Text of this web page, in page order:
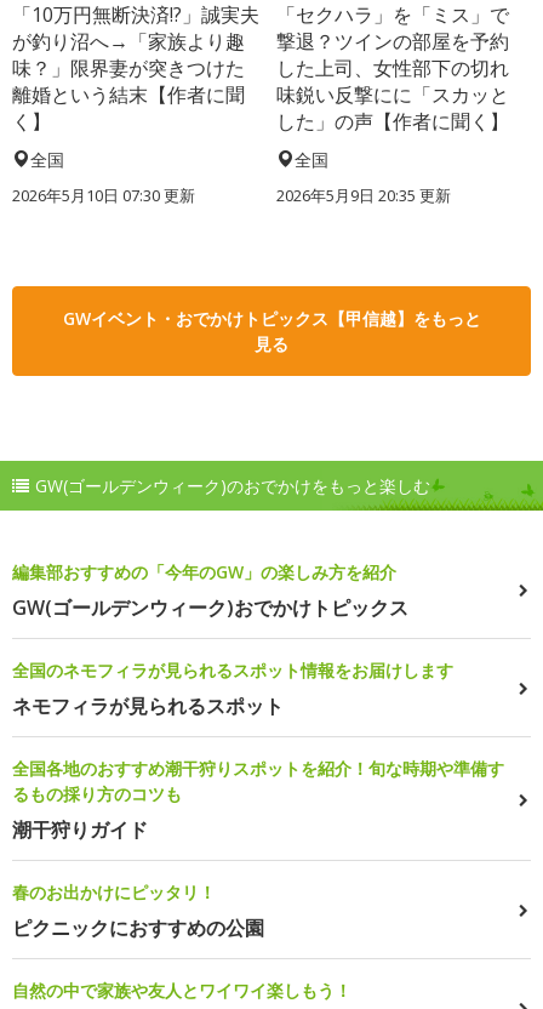
「10万円無断決済!?」誠実夫
が釣り沼へ→「家族より趣
味？」限界妻が突きつけた
離婚という結末【作者に聞
く】
全国
2026年5月10日 07:30 更新
「セクハラ」を「ミス」で
撃退？ツインの部屋を予約
した上司、女性部下の切れ
味鋭い反撃にに「スカッと
した」の声【作者に聞く】
全国
2026年5月9日 20:35 更新
GWイベント・おでかけトピックス【甲信越】をもっと
見る
GW(ゴールデンウィーク)のおでかけをもっと楽しむ
編集部おすすめの「今年のGW」の楽しみ方を紹介
GW(ゴールデンウィーク)おでかけトピックス
全国のネモフィラが見られるスポット情報をお届けします
ネモフィラが見られるスポット
全国各地のおすすめ潮干狩りスポットを紹介！旬な時期や準備す
るもの採り方のコツも
潮干狩りガイド
春のお出かけにピッタリ！
ピクニックにおすすめの公園
自然の中で家族や友人とワイワイ楽しもう！